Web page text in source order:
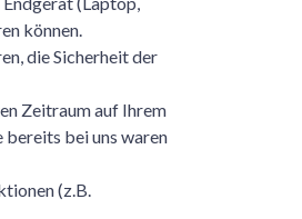
können.
die Sicherheit der
Zeitraum auf Ihrem
bereits bei uns waren
(z.B.